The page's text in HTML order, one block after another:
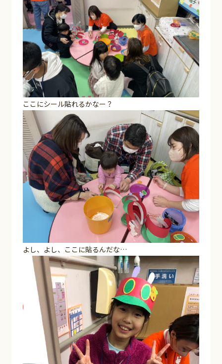
ここにシール貼れるかなー？
よし、よし、ここに貼るんだな…